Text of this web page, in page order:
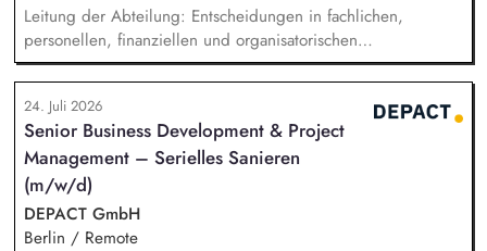
in den Bereichen regenerative Energien sowie
energiesparendes Bauen und Sanieren.
Leitung der Abteilung: Entscheidungen in fachlichen,
personellen, finanziellen und organisatorischen
Angelegenheiten, Koordination der Arbeit und des
Ressourceneinsatzes sowie der Arbeitsverfahren und -mittel,
konzeptioneller Aufbau der neuen Abteilung, Etablierung
und Positionierung des Themas Klima innerhalb der
Verwaltungsorganisation, fachbereichsübergreifende
Steuerung und Koordination der Themen Klimaschutz,
Klimaanpassung, kommunale Wärmeplanung und
Energiemanagement.
24. Juli 2026
Senior Business Development & Project
Management – Serielles Sanieren
(m/w/d)
DEPACT GmbH
Berlin / Remote